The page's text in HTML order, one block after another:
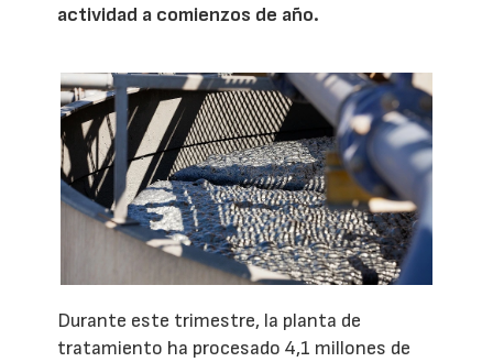
actividad a comienzos de año.
Durante este trimestre, la planta de
tratamiento ha procesado 4,1 millones de